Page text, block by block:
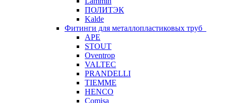
ПОЛИТЭК
Kalde
Фитинги для металлопластиковых труб
APE
STOUT
Oventrop
VALTEC
PRANDELLI
TIEMME
HENCO
Comisa